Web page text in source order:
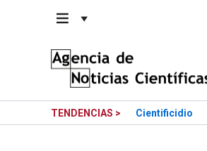
contenido
TENDENCIAS > Cientificidio